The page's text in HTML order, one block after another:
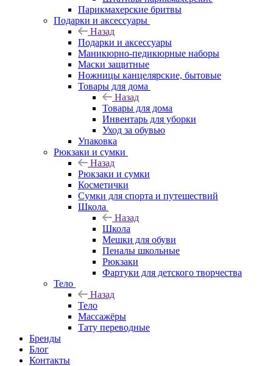
Парикмахерские бритвы
Подарки и аксессуары
Назад
Подарки и аксессуары
Маникюрно-педикюрные наборы
Маски защитные
Ножницы канцелярские, бытовые
Товары для дома
Назад
Товары для дома
Инвентарь для уборки
Уход за обувью
Упаковка
Рюкзаки и сумки
Назад
Рюкзаки и сумки
Косметички
Сумки для спорта и путешествий
Школа
Назад
Школа
Мешки для обуви
Пеналы школьные
Рюкзаки
Фартуки для детского творчества
Тело
Назад
Тело
Массажёры
Тату переводные
Бренды
Блог
Контакты